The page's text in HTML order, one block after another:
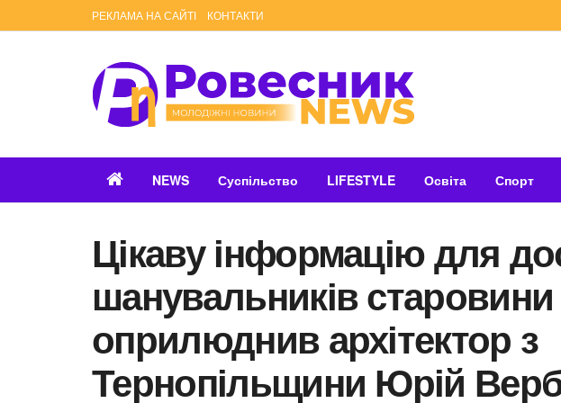
РЕКЛАМА НА САЙТІ КОНТАКТИ
NEWS Суспільство LIFESTYLE Освіта Спорт
Цікаву інформацію для
шанувальників старовини
оприлюднив архітектор з
Тернопільщини Юрій